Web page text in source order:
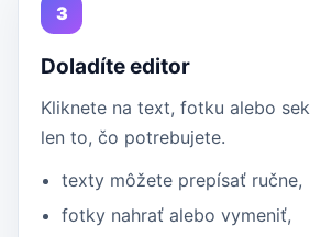
3
Doladíte editor
Kliknete na text, fotku alebo
len to, čo potrebujete.
texty môžete prepísať ručne,
fotky nahrať alebo vymeniť,